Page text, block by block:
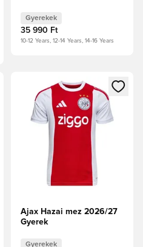
Gyerekek
35 990 Ft
10-12 Years, 12-14 Years, 14-16 Years
vagy a tagként
Megnyit egy modált a
Ajax Hazai mez 2026/27
Gyerek
Gyerekek